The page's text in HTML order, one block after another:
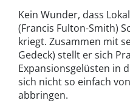
Kein Wunder, dass
(Francis Fulton-Smith)
kriegt. Zusammen mit
Gedeck) stellt er sich
Expansionsgelüsten in
sich nicht so einfach
abbringen.